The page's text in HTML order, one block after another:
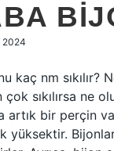
2024
kaç nm sıkılır?
çok sıkılırsa ne
artık bir perçin
yüksektir.